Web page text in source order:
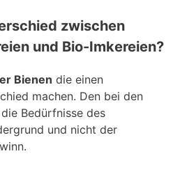
zwischen
und Bio-Imkereien?
Bienen die einen
machen. Den bei den
Bedürfnisse des
und nicht der